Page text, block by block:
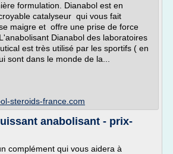
formulation. Dianabol est en
catalyseur qui vous fait
maigre et offre une prise de force
Dianabol des laboratoires
est très utilisé par les sportifs ( en
sont dans le monde de la...
steroids-france.com
anabolisant - prix-
complément qui vous aidera à